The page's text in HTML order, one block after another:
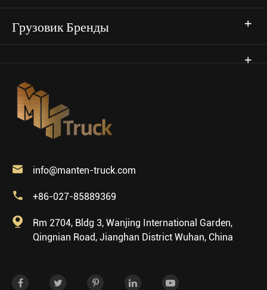
Грузовик Бренды
 info@manten-truck.com
 +86-027-85889369

Rm 2704, Bldg 3, Wanjing International Garden,
Qingnian Road, Jianghan District Wuhan, China